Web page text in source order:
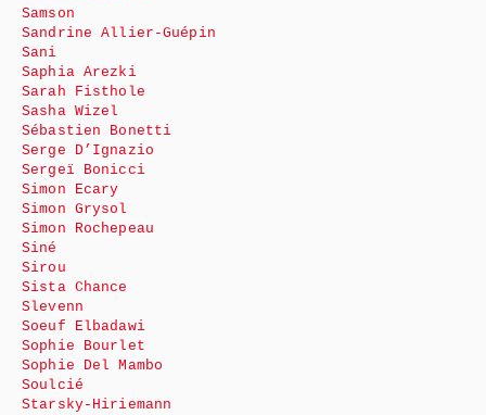
Samson
Sandrine Allier-Guépin
Sani
Saphia Arezki
Sarah Fisthole
Sasha Wizel
Sébastien Bonetti
Serge D’Ignazio
Sergeï Bonicci
Simon Ecary
Simon Grysol
Simon Rochepeau
Siné
Sirou
Sista Chance
Slevenn
Soeuf Elbadawi
Sophie Bourlet
Sophie Del Mambo
Soulcié
Starsky-Hiriemann